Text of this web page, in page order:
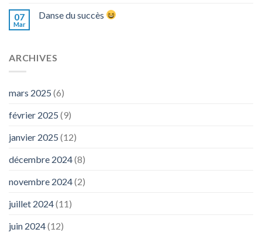
07
Mar
Danse du succès
ARCHIVES
mars 2025 (6)
février 2025 (9)
janvier 2025 (12)
décembre 2024(8)
novembre 2024(2)
juillet 2024(11)
juin 2024(12)